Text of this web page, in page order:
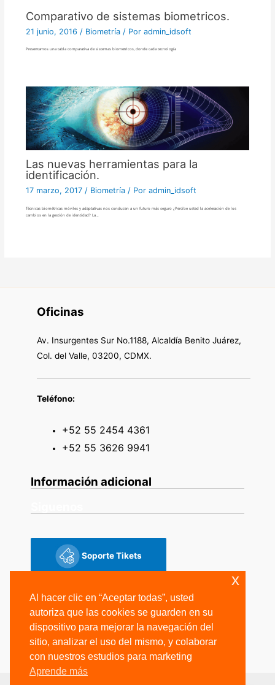
Comparativo de sistemas biometricos.
21 junio, 2016 / Biometría/ Por admin_idsoft
Presentamos una tabla comparativa de sistemas biometricos, donde cada tecnología
Las nuevas herramientas para la
identificación.
17 marzo, 2017 / Biometría/ Por admin_idsoft
Técnicas biométricas móviles y adaptativas nos conducen a un futuro más seguro ¿Percibe usted la aceleración de los
cambios en la gestión de identidad? La…
Oficinas
Av. Insurgentes Sur No.1188, Alcaldía Benito Juárez,
Col. del Valle, 03200, CDMX.
Teléfono:
+52 55 2454 4361
+52 55 3626 9941
Información adicional
Soporte Tikets
Al hacer clic en “Aceptar todas”, usted
autoriza que las cookies se guarden en su
dispositivo para mejorar la navegación del
sitio, analizar el uso del mismo, y colaborar
con nuestros estudios para marketing
Aprende más
x